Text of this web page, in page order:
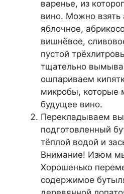
варенье, из
вино. Можно
яблочное,
вишнёвое,
пустой
тщательно
ошпариваем
микробы, которые
будущее вино.
Перекладываем
подготовленный
тёплой водой и
Внимание! Изюм
Хорошенько
содержимое